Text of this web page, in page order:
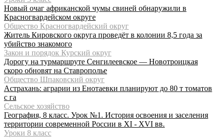
Новый очаг африканской чумы свиней обнаружили в
Красногвардейском округе
Общество Красногвардейский округ
Житель Кировского округа проведёт в колонии 8,5 года за
убийство знакомого
Закон и порядок Курский округ
Дорогу на турмаршруте Сенгилеевское — Новотроицкая
скоро обновят на Ставрополье
Общество Шпаковский округ
Астрахань: аграрии из Енотаевки планируют до 80 т томатов
с га
Сельское хозяйство
География, 8 класс. Урок №1. История освоения и заселения
территории современной России в XI - XVI вв.
Уроки 8 класс